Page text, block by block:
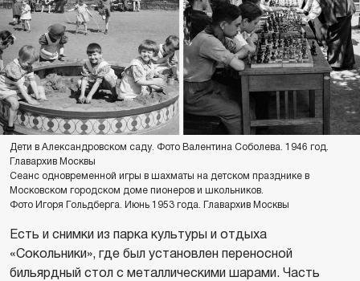
Дети в Александровском саду. Фото Валентина Соболева. 1946 год.
Главархив Москвы
Сеанс одновременной игры в шахматы на детском празднике в
Московском городском доме пионеров и школьников.
Фото Игоря Гольдберга. Июнь 1953 года. Главархив Москвы
Есть и снимки из парка культуры и отдыха
«Сокольники», где был установлен переносной
бильярдный стол с металлическими шарами. Часть